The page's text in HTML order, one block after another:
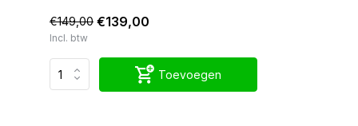
€149,00 €139,00
Incl. btw
Toevoegen